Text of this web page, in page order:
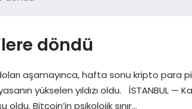
döndü
aşamayınca, hafta sonu kripto
yükselen yıldızı oldu. İSTANBUL —
Bitcoin’in psikolojik sınır…